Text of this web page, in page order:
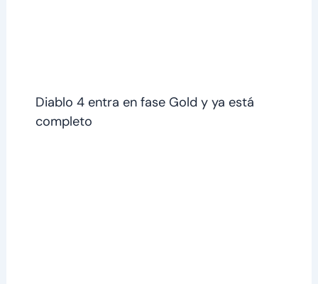
Diablo 4 entra en fase Gold y ya está
completo